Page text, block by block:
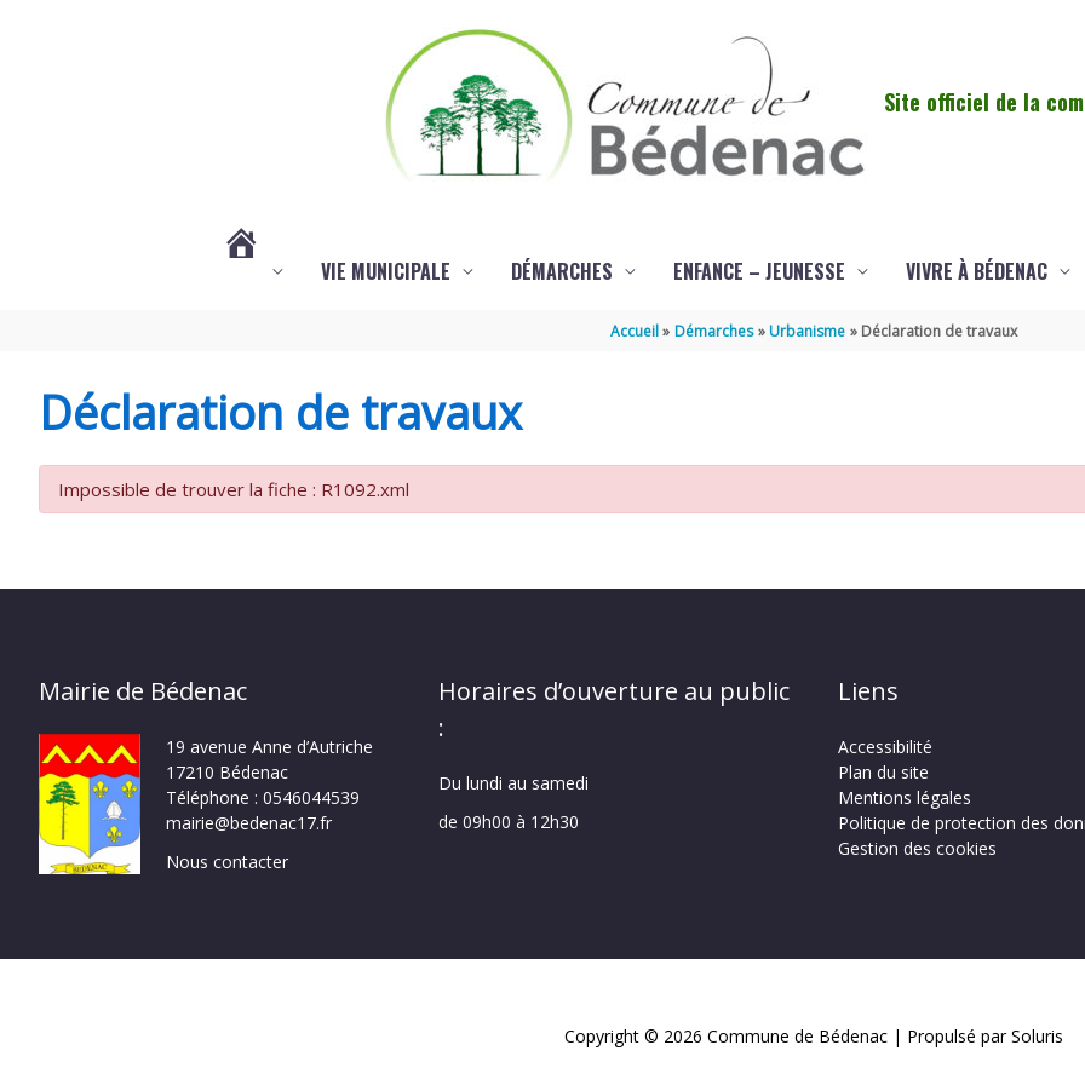
Site officiel de la
(PAS
DE
VIE MUNICIPALE DÉMARCHES ENFANCE – JEUNESSE VIVRE À BÉDENAC
Accueil Démarches Urbanisme Déclaration de travaux
Déclaration de travaux
Impossible de trouver la fiche : R1092.xml
Mairie de Bédenac
19 avenue Anne d’Autriche
17210 Bédenac
Téléphone : 0546044539
mairie@bedenac17.fr
Nous contacter
Horaires d’ouverture au public
:
Du lundi au samedi
de 09h00 à 12h30
Liens
Accessibilité
Plan du site
Mentions légales
Politique de protection des
Gestion des cookies
Copyright © 2026 Commune de Bédenac | Propulsé par Soluris